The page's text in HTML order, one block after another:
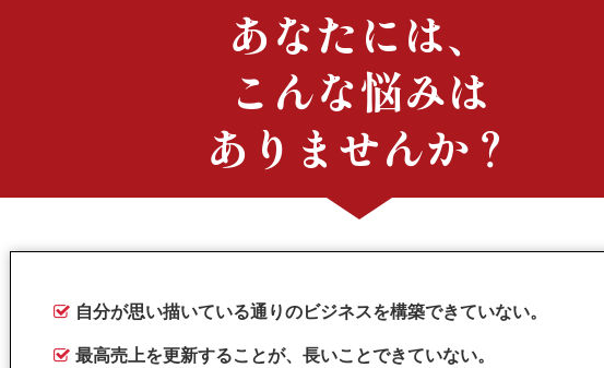
あなたには、
こんな悩みは
ありませんか？
自分が思い描いている通りのビジネスを構築できていない。
最高売上を更新することが、長いことできていない。